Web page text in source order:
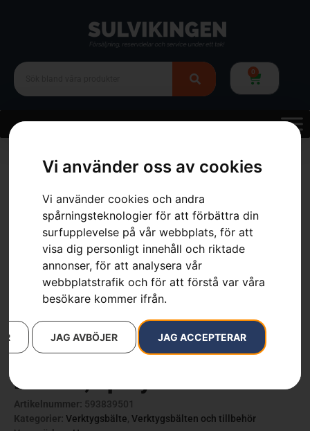
Vi använder oss av cookies
Vi använder cookies och andra
spårningsteknologier för att förbättra din
surfupplevelse på vår webbplats, för att
visa dig personligt innehåll och riktade
annonser, för att analysera vår
webbplatstrafik och för att förstå var våra
besökare kommer ifrån.
JAG ACCEPTERAR
JAG AVBÖJER
0
sprayburk
Hölster, sprayburk
Artikelnummer: 593839501
Kategorier: Verktygsbälte, Verktygsbälten och tillbehör